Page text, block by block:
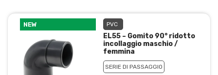
NEW PVC
EL55 – Gomito 90° ridotto
incollaggio maschio /
femmina
SERIE DI PASSAGGIO